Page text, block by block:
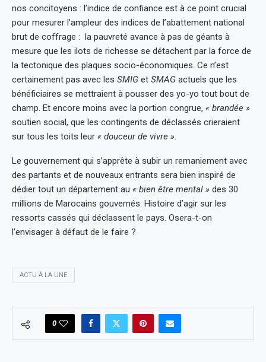
nos concitoyens : l’indice de confiance est à ce point crucial
pour mesurer l’ampleur des indices de l’abattement national
brut de coffrage : la pauvreté avance à pas de géants à
mesure que les ilots de richesse se détachent par la force de
la tectonique des plaques socio-économiques. Ce n’est
certainement pas avec les SMIG et SMAG actuels que les
bénéficiaires se mettraient à pousser des yo-yo tout bout de
champ. Et encore moins avec la portion congrue, « brandée »
soutien social, que les contingents de déclassés crieraient
sur tous les toits leur « douceur de vivre ».
Le gouvernement qui s’apprête à subir un remaniement avec
des partants et de nouveaux entrants sera bien inspiré de
dédier tout un département au « bien être mental » des 30
millions de Marocains gouvernés. Histoire d’agir sur les
ressorts cassés qui déclassent le pays. Osera-t-on
l’envisager à défaut de le faire ?
ACTU À LA UNE
0